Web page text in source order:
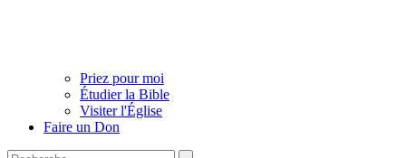
Priez pour moi
Étudier la Bible
Visiter l'Église
Faire un Don